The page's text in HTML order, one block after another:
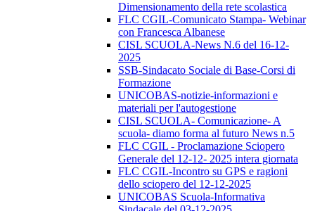
Dimensionamento della rete scolastica
FLC CGIL-Comunicato Stampa- Webinar
con Francesca Albanese
CISL SCUOLA-News N.6 del 16-12-
2025
SSB-Sindacato Sociale di Base-Corsi di
Formazione
UNICOBAS-notizie-informazioni e
materiali per l'autogestione
CISL SCUOLA- Comunicazione- A
scuola- diamo forma al futuro News n.5
FLC CGIL - Proclamazione Sciopero
Generale del 12-12- 2025 intera giornata
FLC CGIL-Incontro su GPS e ragioni
dello sciopero del 12-12-2025
UNICOBAS Scuola-Informativa